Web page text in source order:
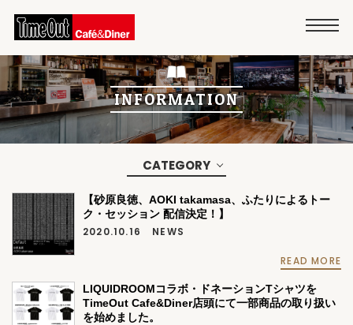
INFORMATION
CATEGORY
【砂原良徳、AOKI takamasa、ふたりによるトー
ク・セッション 配信決定！】
2020.10.16 NEWS
READ MORE
LIQUIDROOMコラボ・ドネーションTシャツを
TimeOut Cafe&Diner店頭にて一部商品の取り扱い
を始めました。